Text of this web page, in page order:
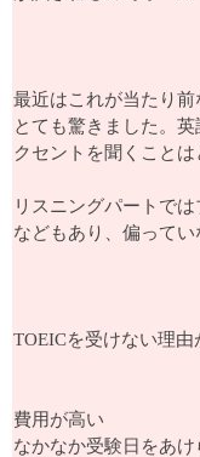
最近はこれが当たり
とても驚きました。
クセントを聞くことは
リスニングパートで
などもあり、偏ってい
TOEICを受けない理由
費用が高い
なかなか受験日をあけ